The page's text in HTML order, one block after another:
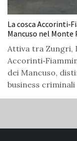
La cosca
Mancuso nel Monte
Attiva tra Zungri,
dei Mancuso,
business criminali